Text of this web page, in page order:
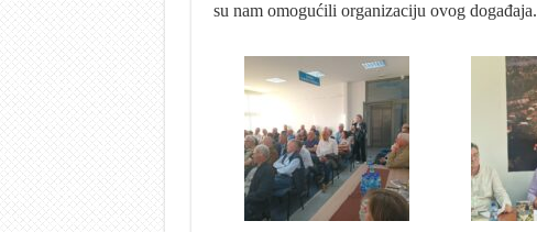
su nam omogućili organizaciju ovog događaja.